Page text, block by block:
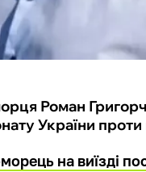
Роман
України
на виїзді